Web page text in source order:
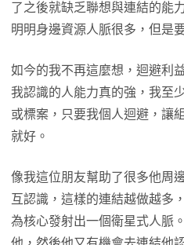
了之後就缺乏聯想與連結的能
明明身邊資源人脈很多，但是
如今的我不再這麼想，迴避利
我認識的人能力真的強，我至
或標案，只要我個人迴避，讓
就好。
像我這位朋友幫助了很多他周
互認識，這樣的連結越做越多
為核心發射出一個衛星式人脈